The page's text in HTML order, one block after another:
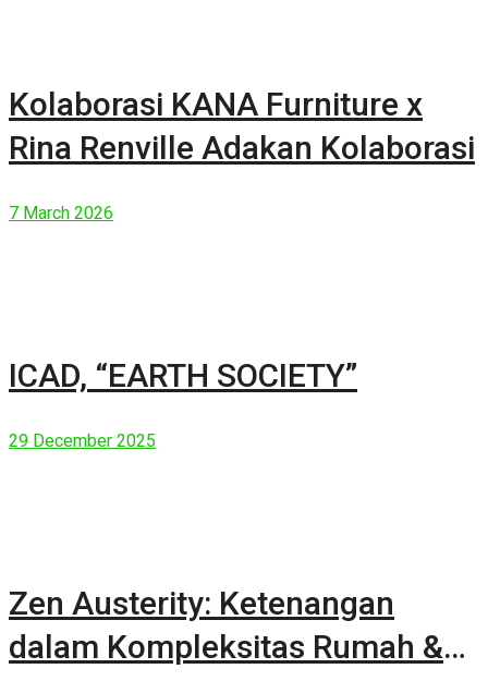
Kolaborasi KANA Furniture x
Rina Renville Adakan Kolaborasi
7 March 2026
ICAD, “EARTH SOCIETY”
29 December 2025
Zen Austerity: Ketenangan
dalam Kompleksitas Rumah &